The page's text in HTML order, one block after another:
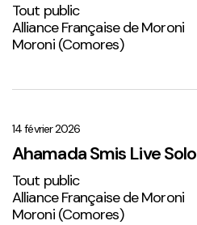
Tout public
Alliance Française de Moroni
Moroni (Comores)
Live
Solo
2
14 février 2026
Ahamada Smis Live Solo
Tout public
Alliance Française de Moroni
Moroni (Comores)